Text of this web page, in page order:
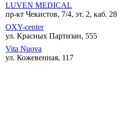
LUVEN MEDICAL
пр-кт Чекистов, 7/4, эт. 2, каб. 28
OXY-center
ул. Красных Партизан, 555
Vita Nuova
ул. Кожевенная, 117